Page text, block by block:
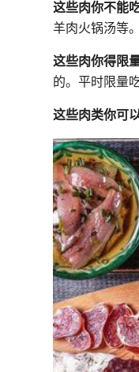
这些肉你不能
羊肉火锅汤等。
这些肉你得限
的。平时限量
这些肉类你可